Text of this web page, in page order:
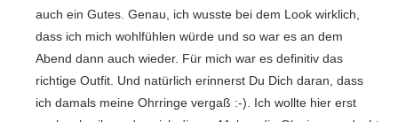
auch ein Gutes. Genau, ich wusste bei dem Look wirklich,
dass ich mich wohlfühlen würde und so war es an dem
Abend dann auch wieder. Für mich war es definitiv das
richtige Outfit. Und natürlich erinnerst Du Dich daran, dass
ich damals meine Ohrringe vergaß :-). Ich wollte hier erst